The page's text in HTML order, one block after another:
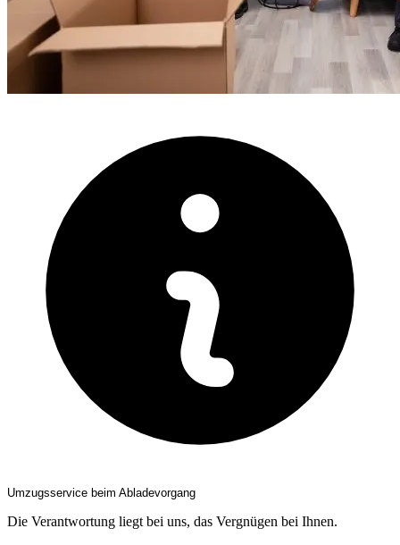
Umzugsservice beim Abladevorgang
Die Verantwortung liegt bei uns, das Vergnügen bei Ihnen.